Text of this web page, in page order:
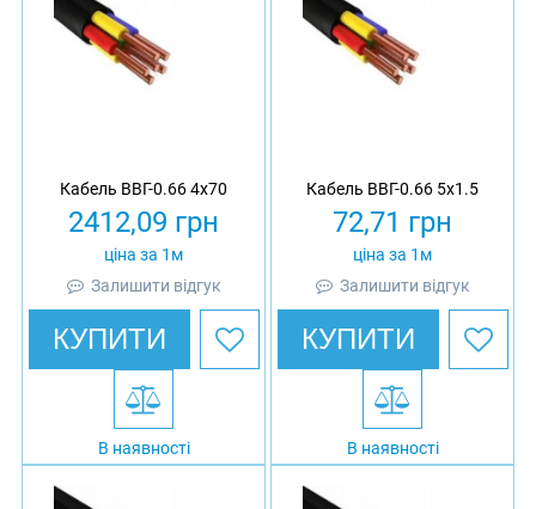
Кабель ВВГ-0.66 4х70
2412,09 грн
ціна за 1м
Залишити відгук
КУПИТИ
В наявності
Кабель ВВГ-0.66 5х1.5
72,71 грн
ціна за 1м
Залишити відгук
КУПИТИ
В наявності